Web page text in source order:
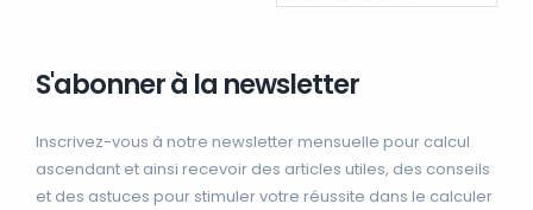
S'abonner à la newsletter
Inscrivez-vous à notre newsletter mensuelle pour calcul
ascendant et ainsi recevoir des articles utiles, des conseils
et des astuces pour stimuler votre réussite dans le calculer